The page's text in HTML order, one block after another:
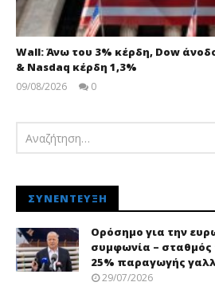
Wall: Άνω του 3% κέρδη, Dow
& Nasdaq κέρδη 1,3%
09/08/2026
0
ΣΥΝΈΝΤΕΥΞΗ
Ορόσημο για την
συμφωνία – σταθμός
25% παραγωγής
29/07/2026